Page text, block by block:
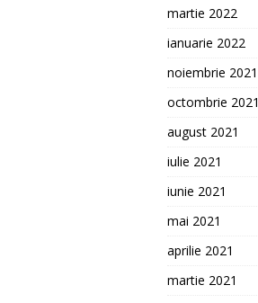
martie 2022
ianuarie 2022
noiembrie 2021
octombrie 2021
august 2021
iulie 2021
iunie 2021
mai 2021
aprilie 2021
martie 2021